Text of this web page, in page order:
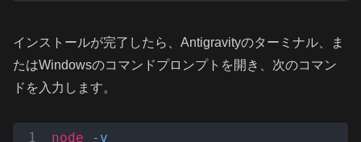
インストールが完了したら、Antigravityのターミナル、ま
たはWindowsのコマンドプロンプトを開き、次のコマン
ドを入力します。
node -v